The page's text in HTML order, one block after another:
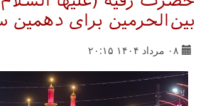
بین‌الحرمین برای دهمین
۰۸ مرداد ۱۴۰۴ ۲۰:۱۵